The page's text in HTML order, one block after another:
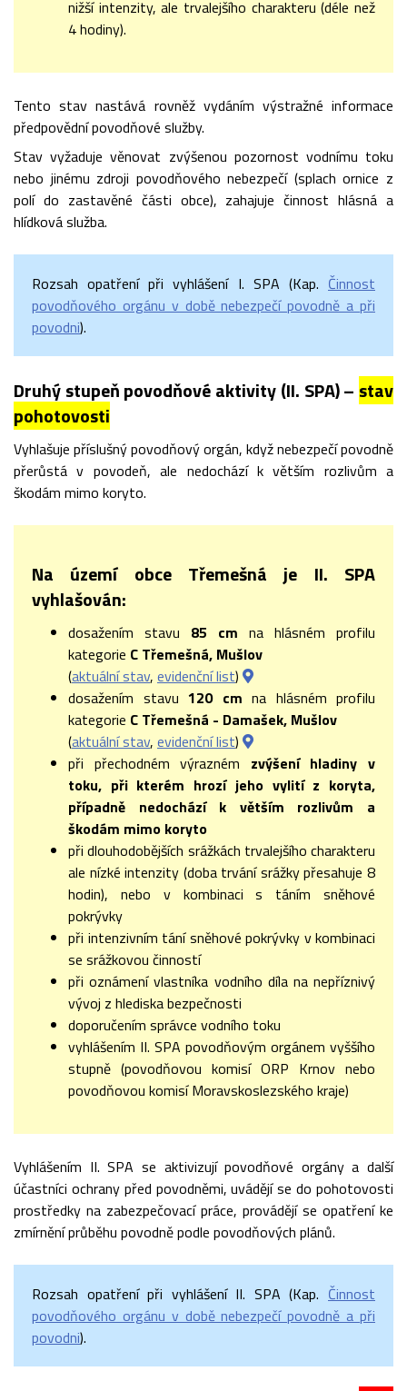
nižší intenzity, ale trvalejšího charakteru (déle než
4 hodiny).
Tento stav nastává rovněž vydáním výstražné informace
předpovědní povodňové služby.
Stav vyžaduje věnovat zvýšenou pozornost vodnímu toku
nebo jinému zdroji povodňového nebezpečí (splach ornice z
polí do zastavěné části obce), zahajuje činnost hlásná a
hlídková služba.
Rozsah opatření při vyhlášení I. SPA (Kap. Činnost
povodňového orgánu v době nebezpečí povodně a při
povodni).
Druhý stupeň povodňové aktivity (II. SPA) – stav
pohotovosti
Vyhlašuje příslušný povodňový orgán, když nebezpečí povodně
přerůstá v povodeň, ale nedochází k větším rozlivům a
škodám mimo koryto.
Na území obce Třemešná je II. SPA
vyhlašován:
dosažením stavu 85 cm na hlásném profilu
kategorie C Třemešná, Mušlov
(aktuální stav, evidenční list)
dosažením stavu 120 cm na hlásném profilu
kategorie C Třemešná - Damašek, Mušlov
(aktuální stav, evidenční list)
při přechodném výrazném zvýšení hladiny v
toku, při kterém hrozí jeho vylití z koryta,
případně nedochází k větším rozlivům a
škodám mimo koryto
při dlouhodobějších srážkách trvalejšího charakteru
ale nízké intenzity (doba trvání srážky přesahuje 8
hodin), nebo v kombinaci s táním sněhové
pokrývky
při intenzivním tání sněhové pokrývky v kombinaci
se srážkovou činností
při oznámení vlastníka vodního díla na nepříznivý
vývoj z hlediska bezpečnosti
doporučením správce vodního toku
vyhlášením II. SPA povodňovým orgánem vyššího
stupně (povodňovou komisí ORP Krnov nebo
povodňovou komisí Moravskoslezského kraje)
Vyhlášením II. SPA se aktivizují povodňové orgány a další
účastníci ochrany před povodněmi, uvádějí se do pohotovosti
prostředky na zabezpečovací práce, provádějí se opatření ke
zmírnění průběhu povodně podle povodňových plánů.
Rozsah opatření při vyhlášení II. SPA (Kap. Činnost
povodňového orgánu v době nebezpečí povodně a při
povodni).